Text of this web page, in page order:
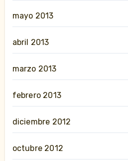
mayo 2013
abril 2013
marzo 2013
febrero 2013
diciembre 2012
octubre 2012